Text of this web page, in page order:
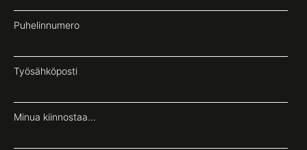
Puhelinnumero
Työsähköposti
Minua kiinnostaa...